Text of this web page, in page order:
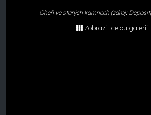
Oheň ve starých kamnech (zdroj:
Zobrazit celou galerii